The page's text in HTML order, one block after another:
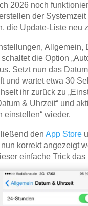
2026 noch
der
die Update-Liste neu
Allgemein,
schaltet die Option
Setzt nun das
und wartet etwa 30
ihr zurück zu
& Uhrzeit“ und
einstellen“ wieder.
denApp Store
korrekt angezeigt
einfache Trick das